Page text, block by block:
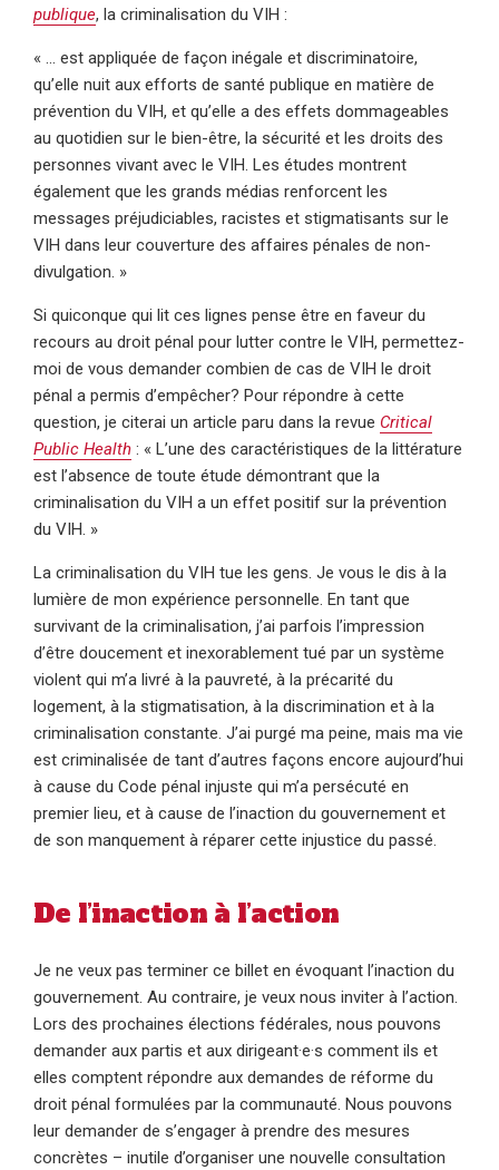
publique, la criminalisation du VIH :
« … est appliquée de façon inégale et discriminatoire,
qu’elle nuit aux efforts de santé publique en matière de
prévention du VIH, et qu’elle a des effets dommageables
au quotidien sur le bien-être, la sécurité et les droits des
personnes vivant avec le VIH. Les études montrent
également que les grands médias renforcent les
messages préjudiciables, racistes et stigmatisants sur le
VIH dans leur couverture des affaires pénales de non-
divulgation. »
Si quiconque qui lit ces lignes pense être en faveur du
recours au droit pénal pour lutter contre le VIH, permettez-
moi de vous demander combien de cas de VIH le droit
pénal a permis d’empêcher? Pour répondre à cette
question, je citerai un article paru dans la revue Critical
Public Health : « L’une des caractéristiques de la littérature
est l’absence de toute étude démontrant que la
criminalisation du VIH a un effet positif sur la prévention
du VIH. »
La criminalisation du VIH tue les gens. Je vous le dis à la
lumière de mon expérience personnelle. En tant que
survivant de la criminalisation, j’ai parfois l’impression
d’être doucement et inexorablement tué par un système
violent qui m’a livré à la pauvreté, à la précarité du
logement, à la stigmatisation, à la discrimination et à la
criminalisation constante. J’ai purgé ma peine, mais ma vie
est criminalisée de tant d’autres façons encore aujourd’hui
à cause du Code pénal injuste qui m’a persécuté en
premier lieu, et à cause de l’inaction du gouvernement et
de son manquement à réparer cette injustice du passé.
De l’inaction à l’action
Je ne veux pas terminer ce billet en évoquant l’inaction du
gouvernement. Au contraire, je veux nous inviter à l’action.
Lors des prochaines élections fédérales, nous pouvons
demander aux partis et aux dirigeant·e·s comment ils et
elles comptent répondre aux demandes de réforme du
droit pénal formulées par la communauté. Nous pouvons
leur demander de s’engager à prendre des mesures
concrètes – inutile d’organiser une nouvelle consultation